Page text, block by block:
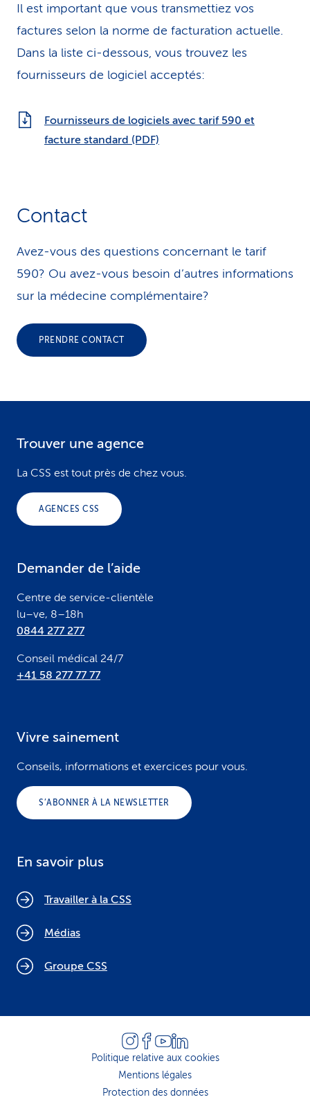
Il est important que vous transmettiez vos
factures selon la norme de facturation actuelle.
Dans la liste ci-dessous, vous trouvez les
fournisseurs de logiciel acceptés:
Fournisseurs de logiciels avec tarif 590 et
facture standard (PDF)
Contact
Avez-vous des questions concernant le tarif
590? Ou avez-vous besoin d’autres informations
sur la médecine complémentaire?
PRENDRE CONTACT
Trouver une agence
La CSS est tout près de chez vous.
AGENCES CSS
Demander de l’aide
Centre de service-clientèle
lu–ve, 8–18h
0844 277 277
Conseil médical 24/7
+41 58 277 77 77
Vivre sainement
Conseils, informations et exercices pour vous.
S’ABONNER À LA NEWSLETTER
En savoir plus
Travailler à la CSS
Médias
Groupe CSS
Politique relative aux cookies
Mentions légales
Protection des données